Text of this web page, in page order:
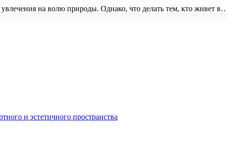
на волю природы. Однако, что делать тем, кто живет
и эстетичного пространства